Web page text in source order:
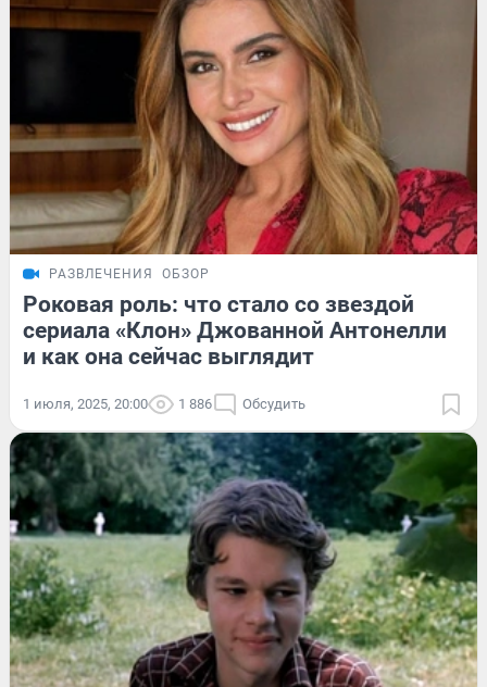
РАЗВЛЕЧЕНИЯ ОБЗОР
Роковая роль: что стало со звездой
сериала «Клон» Джованной Антонелли
и как она сейчас выглядит
1 июля, 2025, 20:00 1 886 Обсудить